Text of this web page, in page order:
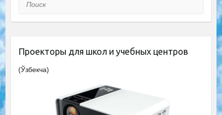
Проекторы для школ и учебных центров
(Ўзбекча)